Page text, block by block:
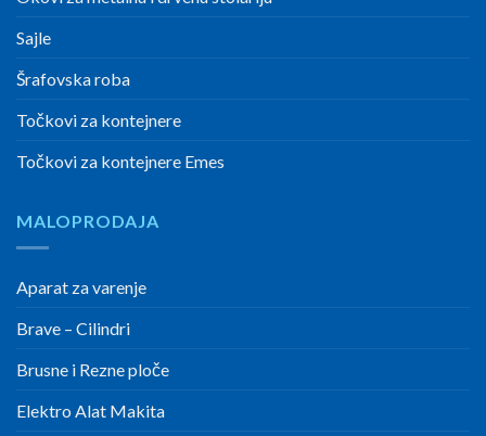
Sajle
Šrafovska roba
Točkovi za kontejnere
Točkovi za kontejnere Emes
MALOPRODAJA
Aparat za varenje
Brave – Cilindri
Brusne i Rezne ploče
Elektro Alat Makita